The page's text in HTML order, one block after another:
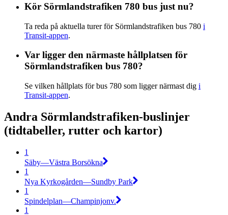
Kör Sörmlandstrafiken 780 bus just nu?
Ta reda på aktuella turer för Sörmlandstrafiken bus 780 i
Transit-appen.
Var ligger den närmaste hållplatsen för
Sörmlandstrafiken bus 780?
Se vilken hållplats för bus 780 som ligger närmast dig i
Transit-appen.
Andra Sörmlandstrafiken-buslinjer
(tidtabeller, rutter och kartor)
1
Säby—Västra Borsökna
1
Nya Kyrkogården—Sundby Park
1
Spindelplan—Champinjonv.
1